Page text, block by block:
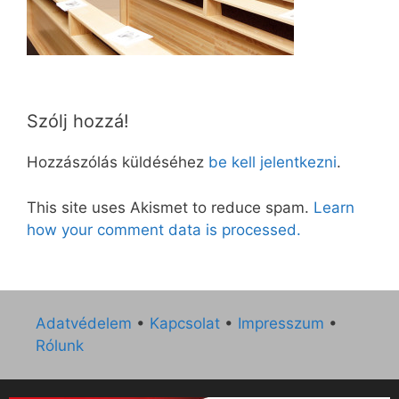
Szólj hozzá!
Hozzászólás küldéséhez be kell jelentkezni.
This site uses Akismet to reduce spam. Learn
how your comment data is processed.
Adatvédelem • Kapcsolat • Impresszum •
Rólunk